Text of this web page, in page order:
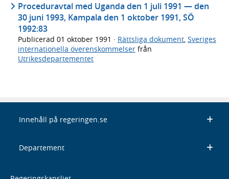
Proceduravtal med Uganda den 1 juli 1991 — den
30 juni 1993, Kampala den 1 oktober 1991, SÖ
1992:83
Publicerad 01 oktober 1991 · Rättsliga dokument, Sveriges
internationella överenskommelser från
Utrikesdepartementet
Innehåll på regeringen.se
Departement